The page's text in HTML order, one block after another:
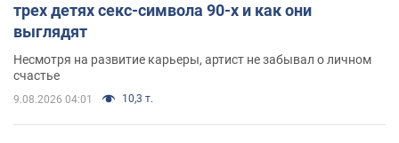
трех детях секс-символа 90-х и как они
выглядят
Несмотря на развитие карьеры, артист не забывал о личном
счастье
9.08.2026 04:01 10,3 т.